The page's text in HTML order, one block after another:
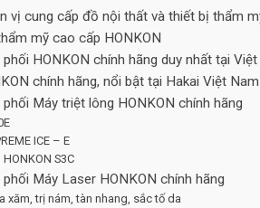
vị cung cấp đồ nội thất và thiết bị thẩm
mỹ cao cấp HONKON
HONKON chính hãng duy nhất tại
chính hãng, nổi bật tại Hakai Việt Nam
Máy triệt lông HONKON chính hãng
ICE – E
S3C
Máy Laser HONKON chính hãng
xăm, trị nám, tàn nhang, sắc tố da